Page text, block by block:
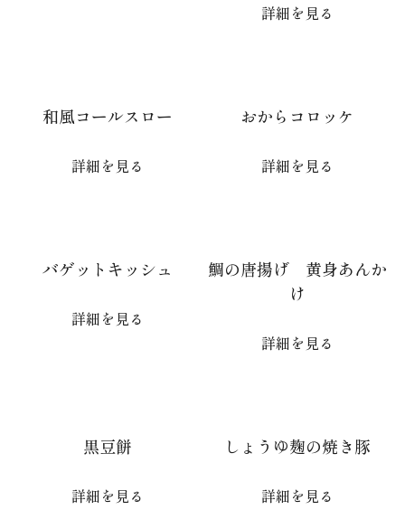
詳細を見る
和風コールスロー
詳細を見る
おからコロッケ
詳細を見る
バゲットキッシュ
詳細を見る
鯛の唐揚げ 黄身あんか
け
詳細を見る
黒豆餅
詳細を見る
しょうゆ麹の焼き豚
詳細を見る